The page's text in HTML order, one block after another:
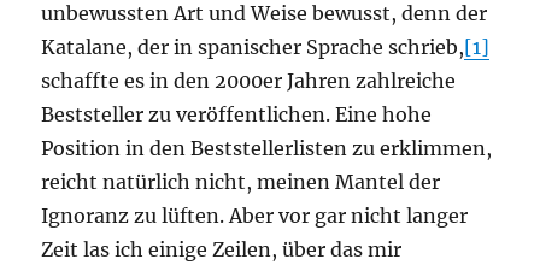
unbewussten Art und Weise bewusst, denn der
Katalane, der in spanischer Sprache schrieb,[1]
schaffte es in den 2000er Jahren zahlreiche
Beststeller zu veröffentlichen. Eine hohe
Position in den Beststellerlisten zu erklimmen,
reicht natürlich nicht, meinen Mantel der
Ignoranz zu lüften. Aber vor gar nicht langer
Zeit las ich einige Zeilen, über das mir